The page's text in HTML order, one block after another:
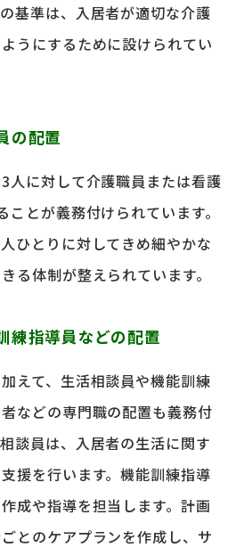
基準は、入居者が適切な介護
うにするために設けられてい
の配置
人に対して介護職員または看護
とが義務付けられています。
ひとりに対してきめ細やかな
る体制が整えられています。
練指導員などの配置
えて、生活相談員や機能訓練
などの専門職の配置も義務付
談員は、入居者の生活に関す
援を行います。機能訓練指導
成や指導を担当します。計画
とのケアプランを作成し、サ